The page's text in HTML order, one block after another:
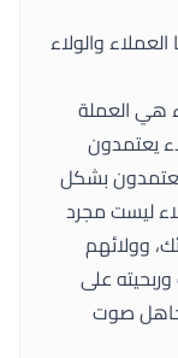
والولاء
هي العملة
يعتمدون
بشكل
ليست مجرد
وولائهم
على
صوت